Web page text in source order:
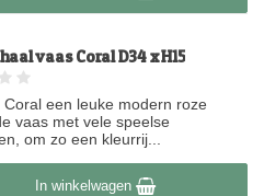
vaas Coral D34 x H15
Coral een leuke modern roze
vaas met vele speelse
om zo een kleurrij...
In winkelwagen